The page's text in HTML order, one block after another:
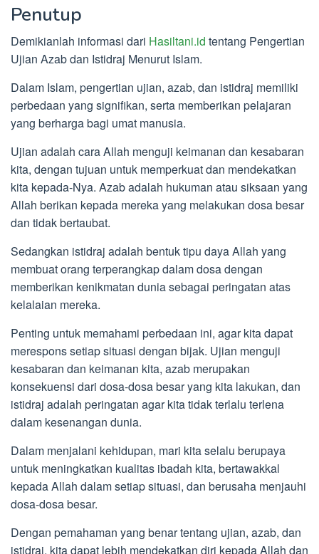
Penutup
Demikianlah informasi dari Hasiltani.id tentang Pengertian
Ujian Azab dan Istidraj Menurut Islam.
Dalam Islam, pengertian ujian, azab, dan istidraj memiliki
perbedaan yang signifikan, serta memberikan pelajaran
yang berharga bagi umat manusia.
Ujian adalah cara Allah menguji keimanan dan kesabaran
kita, dengan tujuan untuk memperkuat dan mendekatkan
kita kepada-Nya. Azab adalah hukuman atau siksaan yang
Allah berikan kepada mereka yang melakukan dosa besar
dan tidak bertaubat.
Sedangkan istidraj adalah bentuk tipu daya Allah yang
membuat orang terperangkap dalam dosa dengan
memberikan kenikmatan dunia sebagai peringatan atas
kelalaian mereka.
Penting untuk memahami perbedaan ini, agar kita dapat
merespons setiap situasi dengan bijak. Ujian menguji
kesabaran dan keimanan kita, azab merupakan
konsekuensi dari dosa-dosa besar yang kita lakukan, dan
istidraj adalah peringatan agar kita tidak terlalu terlena
dalam kesenangan dunia.
Dalam menjalani kehidupan, mari kita selalu berupaya
untuk meningkatkan kualitas ibadah kita, bertawakkal
kepada Allah dalam setiap situasi, dan berusaha menjauhi
dosa-dosa besar.
Dengan pemahaman yang benar tentang ujian, azab, dan
istidraj, kita dapat lebih mendekatkan diri kepada Allah dan